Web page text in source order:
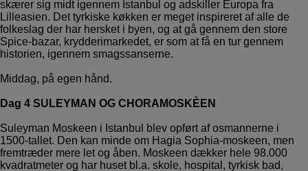
skærer sig midt igennem Istanbul og adskiller Europa fra
Lilleasien. Det tyrkiske køkken er meget inspireret af alle de
folkeslag der har hersket i byen, og at gå gennem den store
Spice-bazar, krydderimarkedet, er som at få en tur gennem
historien, igennem smagssanserne.
Middag, på egen hånd.
Dag 4 SULEYMAN OG CHORAMOSKÈEN
Suleyman Moskeen i Istanbul blev opført af osmannerne i
1500-tallet. Den kan minde om Hagia Sophia-moskeen, men
fremtræder mere let og åben. Moskeen dækker hele 98.000
kvadratmeter og har huset bl.a. skole, hospital, tyrkisk bad,